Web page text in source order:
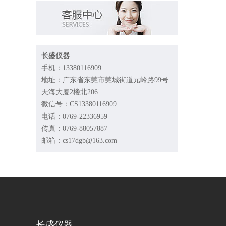
长盛仪器
手机：13380116909
地址：广东省东莞市莞城街道元岭路99号
天海大厦2楼北206
微信号：CS13380116909
电话：0769-22336959
传真：0769-88057887
邮箱：cs17dgb@163.com